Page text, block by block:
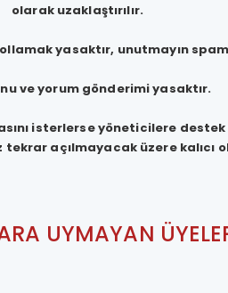
olarak uzaklaştırılır.
yasaktır, unutmayın
ve yorum gönderimi yasaktır.
isterlerse yöneticilere
açılmayacak üzere kalıcı
UYMAYAN